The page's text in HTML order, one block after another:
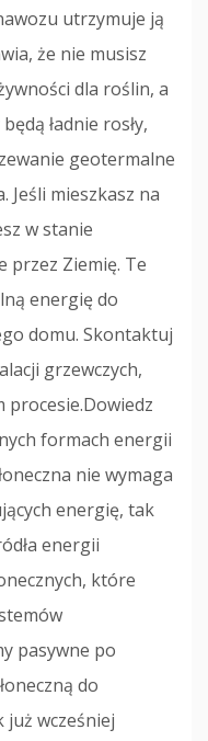
utrzymuje ją
że ​​nie musisz
dla roślin, a
ładnie rosły,
geotermalne
Jeśli mieszkasz na
w stanie
przez Ziemię. Te
energię do
domu. Skontaktuj
grzewczych,
procesie.Dowiedz
formach energii
nie wymaga
energię, tak
energii
które
pasywne po
do
już wcześniej